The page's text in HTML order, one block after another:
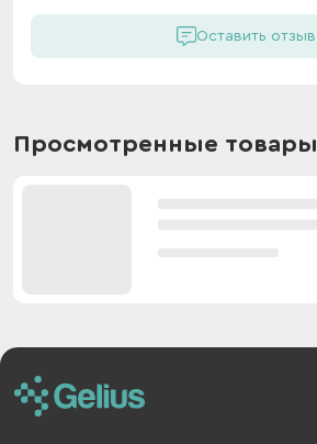
Оставить отзыв
Просмотренные товары